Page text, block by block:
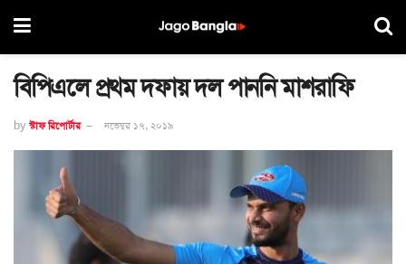
বিপিএলে প্রথম দফায় দল পাননি মাশরাফি
by স্টাফ রিপোর্টার নভেম্বর ১৭, ২০১৯